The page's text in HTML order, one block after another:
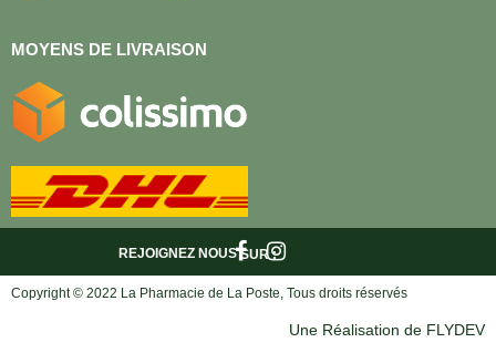
MOYENS DE LIVRAISON
SUR :
REJOIGNEZ NOUS
Copyright © 2022 La Pharmacie de La Poste, Tous droits réservés
Une Réalisation de FLYDEV